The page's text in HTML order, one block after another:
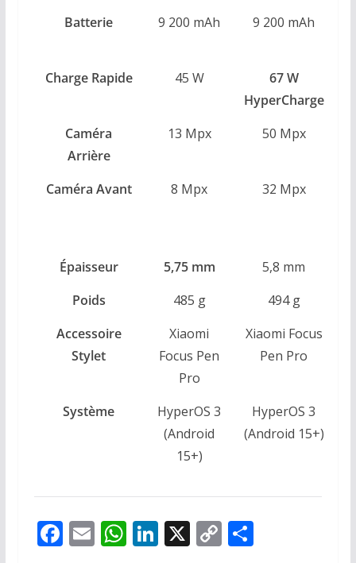
Batterie 9 200 mAh 9 200 mAh
Charge Rapide
45 W
67 W
HyperCharge
Caméra
Arrière
13 Mpx 50 Mpx
Caméra Avant 8 Mpx 32 Mpx
Épaisseur
5,75 mm 5,8 mm
Poids
485 g
494 g
Accessoire
Stylet
Xiaomi
Focus Pen
Pro
Xiaomi Focus
Pen Pro
Système
HyperOS 3
(Android
15+)
HyperOS 3
(Android 15+)
F E W Li X C P